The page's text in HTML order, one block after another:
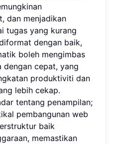
dan menjadikan
tugas yang kurang
dengan baik,
boleh mengimbas
dengan cepat, yang
produktiviti dan
lebih cekap.
tentang penampilan;
pembangunan web
baik
memastikan